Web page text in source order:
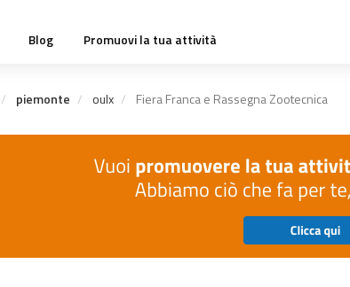
Blog Promuovi la tua attività
piemonte oulx Fiera Franca e Rassegna Zootecnica